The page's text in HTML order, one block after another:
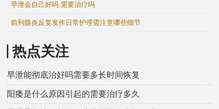
早泄会自己好吗 需要治疗吗
前列腺炎反复发作日常护理需注意哪些细节
热点关注
早泄能彻底治好吗需要多长时间恢复
阳痿是什么原因引起的需要治疗多久